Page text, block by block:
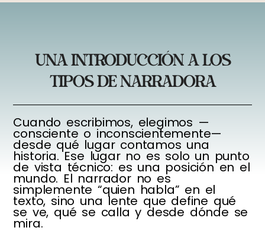
una introducción a los
tipos de narradora
Cuando escribimos, elegimos —
consciente o inconscientemente—
desde qué lugar contamos una
historia. Ese lugar no es solo un punto
de vista técnico: es una posición en el
mundo. El narrador no es
simplemente “quien habla” en el
texto, sino una lente que define qué
se ve, qué se calla y desde dónde se
mira.